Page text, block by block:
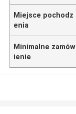
Miejsce pochodz
enia
Minimalne zamów
ienie